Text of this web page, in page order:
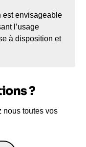
est envisageable
l’usage
à disposition et
?
nous toutes vos